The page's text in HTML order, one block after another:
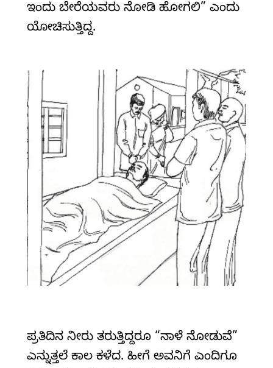
ಇಂದು ಬೇರೆಯವರು ನೋಡಿ ಹೋಗಲಿ” ಎಂದು
ಯೋಚಿಸುತ್ತಿದ್ದ.
ಪ್ರತಿದಿನ ನೀರು ತರುತ್ತಿದ್ದರೂ “ನಾಳೆ ನೋಡುವೆ”
ಎನ್ನುತ್ತಲೆ ಕಾಲ ಕಳೆದ. ಹೀಗೆ ಅವನಿಗೆ ಎಂದಿಗೂ